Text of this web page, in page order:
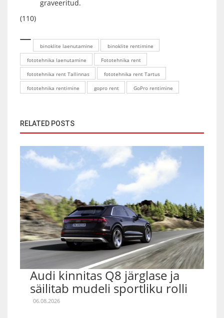
graveeritud.
(110)
binoklite laenutamine
binoklite rentimine
fototehnika laenutamine
Fototehnika rent
fototehnika rent Tallinnas
fototehnika rent Tartus
fototehnika rentimine
gopro rent GoPro rentimine
RELATED POSTS
Audi kinnitas Q8 järglase ja
säilitab mudeli sportliku rolli
06.08.2026